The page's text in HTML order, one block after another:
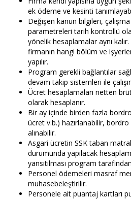
ek ödeme ve kesinti
Değişen kanun bilgileri,
parametreleri tarih kontrollü
yönelik hesaplamalar aynı
firmanın hangi bölüm ve
yapılır.
Program gerekli bağlantılar
devam takip sistemleri ile
Ücret hesaplamaları netten
olarak hesaplanır.
Bir ay içinde birden fazla
ücret v.b.) hazırlanabilir,
alınabilir.
Asgari ücretin SSK taban
durumunda yapılacak
yansıtılması program
Personel ödemeleri masraf
muhasebeleştirilir.
Personele ait puantaj kartları